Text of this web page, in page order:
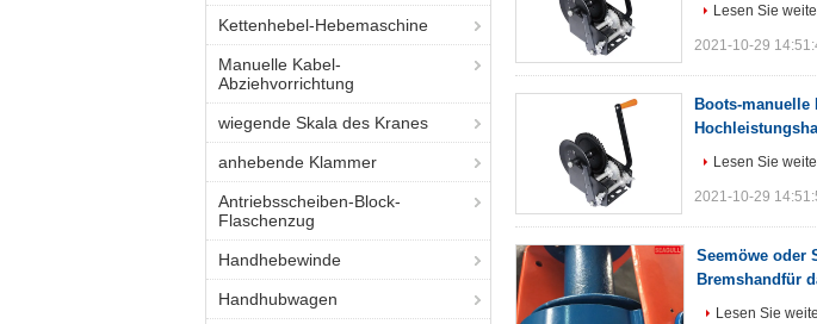
Kettenhebel-Hebemaschine
Manuelle Kabel-
Abziehvorrichtung
wiegende Skala des Kranes
anhebende Klammer
Antriebsscheiben-Block-
Flaschenzug
Handhebewinde
Handhubwagen
Lesen Sie
2021-10-29
Boots-manuelle
Lesen Sie
2021-10-29
Seemöwe oder
Bremshandfür
Lesen Sie